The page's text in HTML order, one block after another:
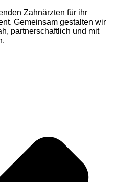
Zahnärzten für ihr
Gemeinsam gestalten wir
partnerschaftlich und mit